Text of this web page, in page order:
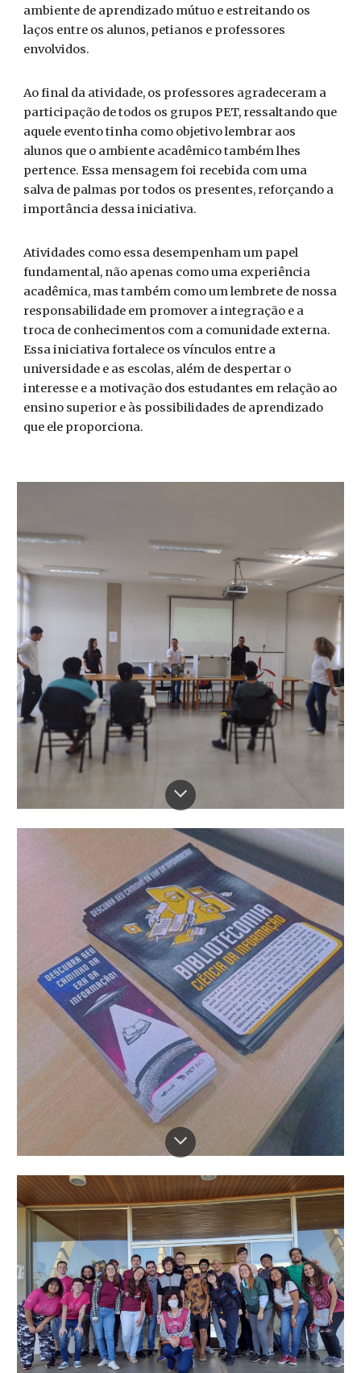
ambiente de aprendizado mútuo e estreitando os
laços entre os alunos, petianos e professores
envolvidos.
Ao final da atividade, os professores agradeceram a
participação de todos os grupos PET, ressaltando que
aquele evento tinha como objetivo lembrar aos
alunos que o ambiente acadêmico também lhes
pertence. Essa mensagem foi recebida com uma
salva de palmas por todos os presentes, reforçando a
importância dessa iniciativa.
Atividades como essa desempenham um papel
fundamental, não apenas como uma experiência
acadêmica, mas também como um lembrete de nossa
responsabilidade em promover a integração e a
troca de conhecimentos com a comunidade externa.
Essa iniciativa fortalece os vínculos entre a
universidade e as escolas, além de despertar o
interesse e a motivação dos estudantes em relação ao
ensino superior e às possibilidades de aprendizado
que ele proporciona.